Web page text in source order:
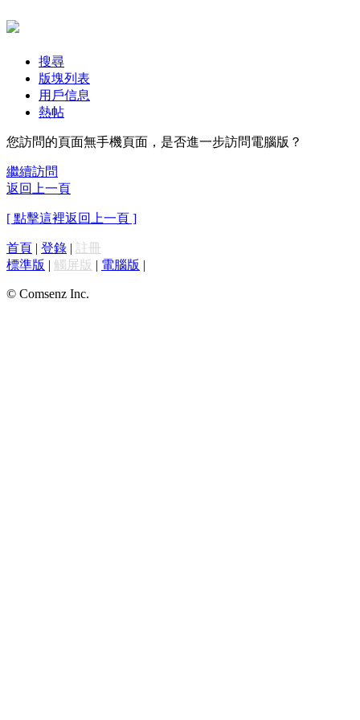
搜尋
版塊列表
用戶信息
熱帖
您訪問的頁面無手機頁面，是否進一步訪問電腦版？
繼續訪問
返回上一頁
[ 點擊這裡返回上一頁 ]
首頁 | 登錄 | 註冊
標準版 | 觸屏版 | 電腦版 |
© Comsenz Inc.